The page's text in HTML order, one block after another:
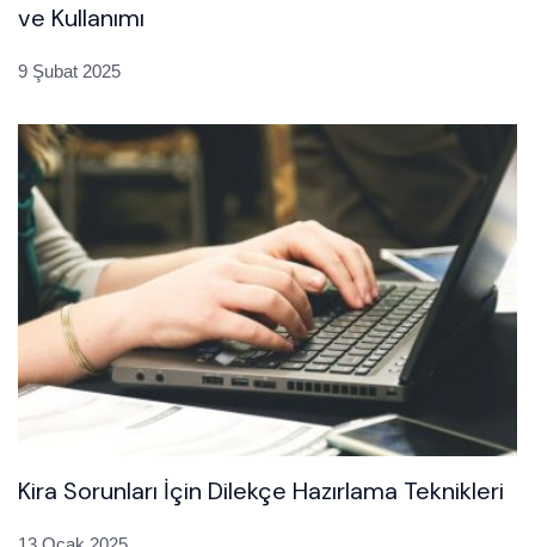
ve Kullanımı
9 Şubat 2025
Kira Sorunları İçin Dilekçe Hazırlama Teknikleri